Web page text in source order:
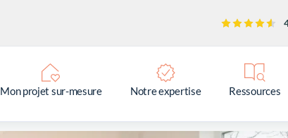
Mon projet sur-mesure Notre expertise Ressources